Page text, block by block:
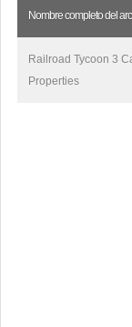
Nombre completo del
Railroad Tycoon 3
Properties